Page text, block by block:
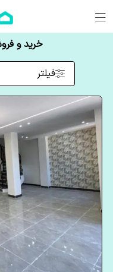
خرید و
فیلتر